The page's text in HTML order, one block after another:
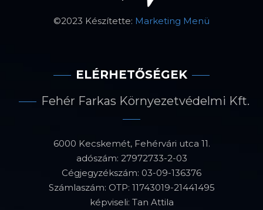
©2023 Készítette: Marketing Menü
ELÉRHETŐSÉGEK
Fehér Farkas Környezetvédelmi Kft.
6000 Kecskemét, Fehérvári utca 11.
adószám: 27972733-2-03
Cégjegyzékszám: 03-09-136376
Számlaszám: OTP: 11743019-21441495
képviseli: Tan Attila